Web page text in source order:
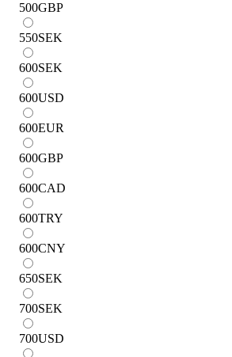
500GBP
550SEK
600SEK
600USD
600EUR
600GBP
600CAD
600TRY
600CNY
650SEK
700SEK
700USD